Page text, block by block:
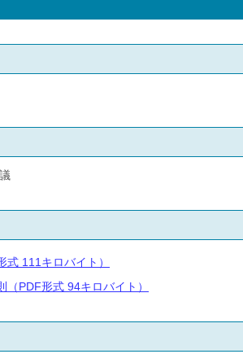
111キロバイト）
PDF形式 94キロバイト）